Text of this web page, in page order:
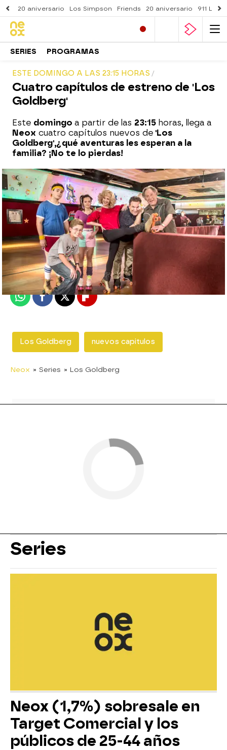
20 aniversario Los Simpson Friends 20 aniversario 911
SERIES PROGRAMAS
ESTE DOMINGO A LAS 23:15 HORAS
Cuatro capítulos de estreno de 'Los
Goldberg'
Este domingo a partir de las 23:15 horas, llega a
Neox cuatro capítulos nuevos de 'Los
Goldberg',¿qué aventuras les esperan a la
familia? ¡No te lo pierdas!
neox
Madrid
Publicado:07 de febrero de 2018, 16:35
WhatsappFacebook
X Flipboard
Los Goldberg nuevos capitulos
Neox » Series » Los Goldberg
Series
Neox (1,7%) sobresale en
Target Comercial y los
públicos de 25-44 años